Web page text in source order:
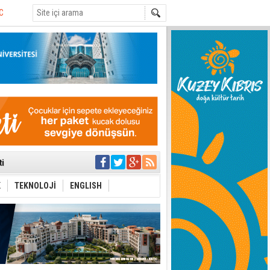
arasında
Yasası
yer sis olacak
TEKNOLOJİ ENGLISH